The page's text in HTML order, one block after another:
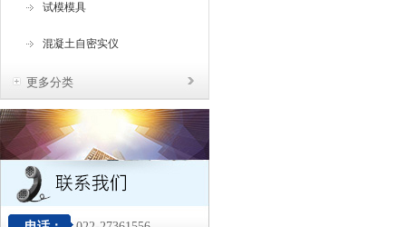
试模模具
混凝土自密实仪
更多分类